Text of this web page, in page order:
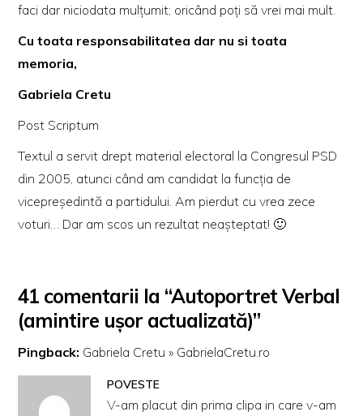
faci dar niciodata mulțumit; oricând poți să vrei mai mult.
Cu toata responsabilitatea dar nu si toata
memoria,
Gabriela Cretu
Post Scriptum
Textul a servit drept material electoral la Congresul PSD
din 2005, atunci când am candidat la funcția de
vicepreședintă a partidului. Am pierdut cu vrea zece
voturi… Dar am scos un rezultat neașteptat! 🙂
41 comentarii la “Autoportret Verbal
(amintire ușor actualizată)”
Pingback: Gabriela Cretu » GabrielaCretu.ro
POVESTE
V-am placut din prima clipa in care v-am